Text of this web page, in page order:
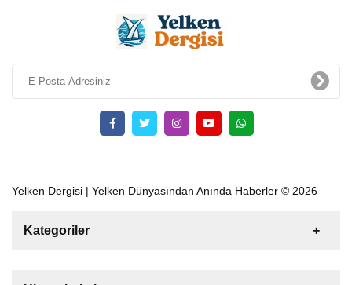
Yelken Dergisi | Yelken Dünyasından Anında Haberler © 2026
Kategoriler